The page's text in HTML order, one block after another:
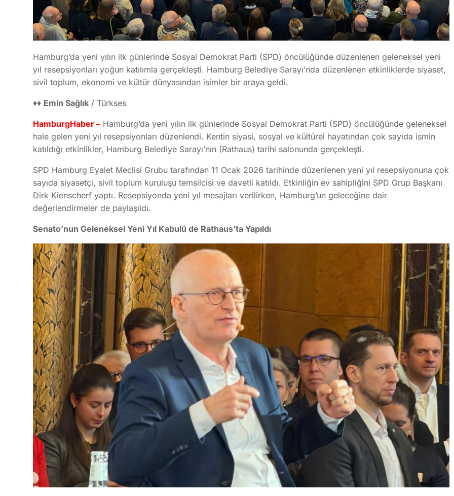
Hamburg’da yeni yılın ilk günlerinde Sosyal Demokrat Parti (SPD) öncülüğünde düzenlenen geleneksel yeni
yıl resepsiyonları yoğun katılımla gerçekleşti. Hamburg Belediye Sarayı’nda düzenlenen etkinliklerde siyaset,
sivil toplum, ekonomi ve kültür dünyasından isimler bir araya geldi.
♦♦ Emin Sağlık / Türkses
HamburgHaber – Hamburg’da yeni yılın ilk günlerinde Sosyal Demokrat Parti (SPD) öncülüğünde geleneksel
hale gelen yeni yıl resepsiyonları düzenlendi. Kentin siyasi, sosyal ve kültürel hayatından çok sayıda ismin
katıldığı etkinlikler, Hamburg Belediye Sarayı’nın (Rathaus) tarihi salonunda gerçekleşti.
SPD Hamburg Eyalet Meclisi Grubu tarafından 11 Ocak 2026 tarihinde düzenlenen yeni yıl resepsiyonuna çok
sayıda siyasetçi, sivil toplum kuruluşu temsilcisi ve davetli katıldı. Etkinliğin ev sahipliğini SPD Grup Başkanı
Dirk Kienscherf yaptı. Resepsiyonda yeni yıl mesajları verilirken, Hamburg’un geleceğine dair
değerlendirmeler de paylaşıldı.
Senato’nun Geleneksel Yeni Yıl Kabulü de Rathaus’ta Yapıldı